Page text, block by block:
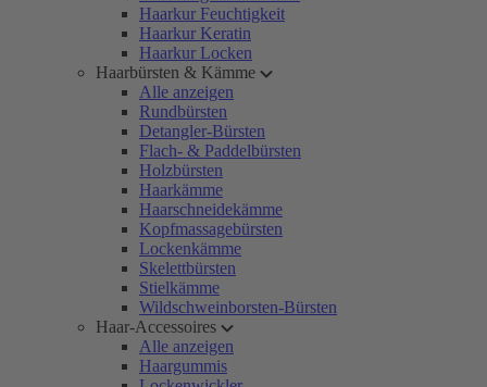
Haarkur Feuchtigkeit
Haarkur Keratin
Haarkur Locken
Haarbürsten & Kämme
Alle anzeigen
Rundbürsten
Detangler-Bürsten
Flach- & Paddelbürsten
Holzbürsten
Haarkämme
Haarschneidekämme
Kopfmassagebürsten
Lockenkämme
Skelettbürsten
Stielkämme
Wildschweinborsten-Bürsten
Haar-Accessoires
Alle anzeigen
Haargummis